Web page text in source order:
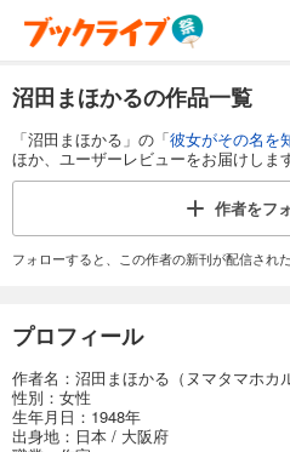
沼田まほかるの作品一覧
「沼田まほかる」の「彼女がその名を
ほか、ユーザーレビューをお届けしま
作者をフ
フォローすると、この作者の新刊が配信され
プロフィール
作者名：沼田まほかる（ヌマタマホカ
性別：女性
生年月日：1948年
出身地：日本 / 大阪府